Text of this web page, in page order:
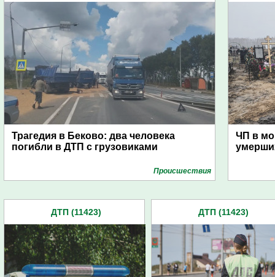
Трагедия в Беково: два человека
погибли в ДТП с грузовиками
Проиcшествия
ЧП в
ДТП (11423) ДТП (11423)